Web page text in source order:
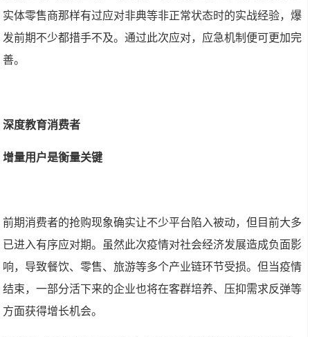
实体零售商那样有过应对非典等非正常状态时的实战经验，爆
发前期不少都措手不及。通过此次应对，应急机制便可更加完
善。
深度教育消费者
增量用户是衡量关键
前期消费者的抢购现象确实让不少平台陷入被动，但目前大多
已进入有序应对期。虽然此次疫情对社会经济发展造成负面影
响，导致餐饮、零售、旅游等多个产业链环节受损。但当疫情
结束，一部分活下来的企业也将在客群培养、压抑需求反弹等
方面获得增长机会。